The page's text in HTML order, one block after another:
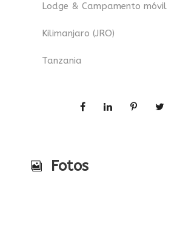
Lodge & Campamento móvil
Kilimanjaro (JRO)
Tanzania
Fotos